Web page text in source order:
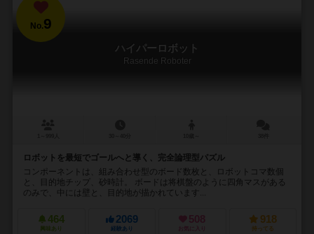
No.9
ハイパーロボット
Rasende Roboter
ロボットを最短でゴールへと導く、完全論理型パズル
コンポーネントは、組み合わせ型のボード数枚と、ロボットコマ数個
と、目的地チップ、砂時計。 ボードは将棋盤のように四角マスがある
のみで、中には壁と、目的地が描かれています...
464
興味あり
2069
経験あり
508
お気に入り
918
持ってる